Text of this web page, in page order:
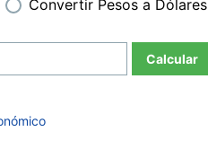
Convertir Pesos a Dólares
Calcular